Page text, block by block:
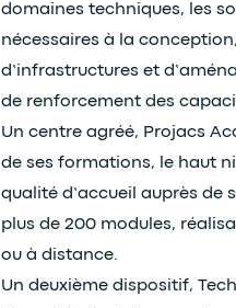
domaines techniques, les
nécessaires à la
d’infrastructures et
de renforcement des
Un centre agréé, Projacs
de ses formations, le haut
qualité d’accueil auprès de
plus de 200 modules,
ou à distance.
Un deuxième dispositif,